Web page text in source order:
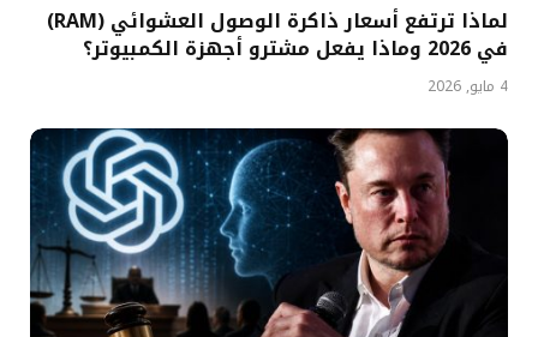
لماذا ترتفع أسعار ذاكرة الوصول العشوائي (RAM)
في 2026 وماذا يفعل مشترو أجهزة الكمبيوتر؟
4 مايو, 2026